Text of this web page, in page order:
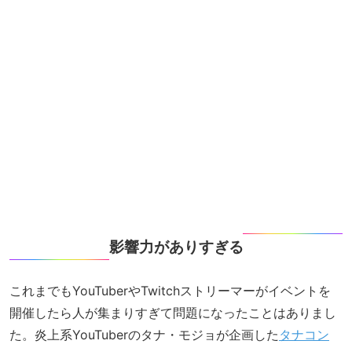
影響力がありすぎる
これまでもYouTuberやTwitchストリーマーがイベントを
開催したら人が集まりすぎて問題になったことはありまし
た。炎上系YouTuberのタナ・モジョが企画した タナコン